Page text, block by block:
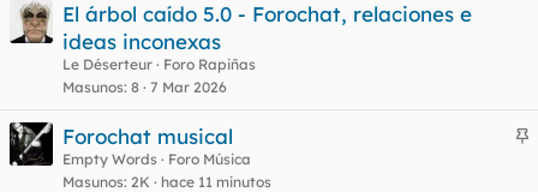
El árbol caído 5.0 - Forochat, relaciones e
ideas inconexas
Le Déserteur
Foro Rapiñas
Masunos 8 7 Mar 2026
Forochat musical
Empty Words
Foro Música
Masunos 2K hace 11 minutos